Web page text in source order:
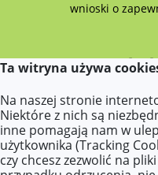
wnioski o
Ta witryna używa
Na naszej stronie
Niektóre z nich są
inne pomagają nam w
użytkownika (Tracking
czy chcesz zezwolić na